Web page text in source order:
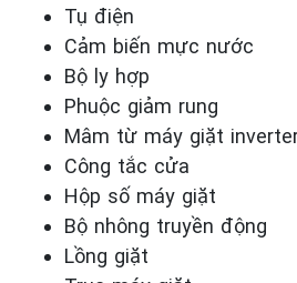
Tụ điện
Cảm biến mực nước
Bộ ly hợp
Phuộc giảm rung
Mâm từ máy giặt
Công tắc cửa
Hộp số máy giặt
Bộ nhông truyền động
Lồng giặt